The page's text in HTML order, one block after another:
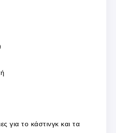
για το κάστινγκ και τα